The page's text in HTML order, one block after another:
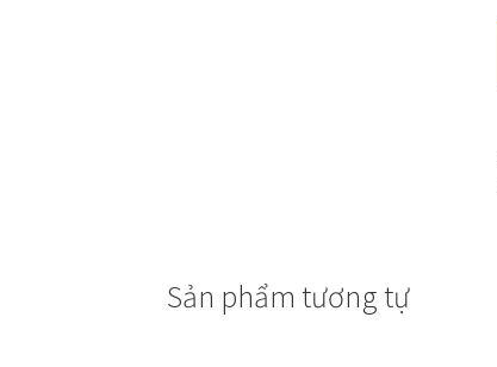
Sản phẩm tương tự